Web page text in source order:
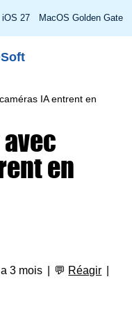
iOS 27 MacOS Golden Gate
Soft
IA entrent en
en
a 3 mois 💬 Réagir